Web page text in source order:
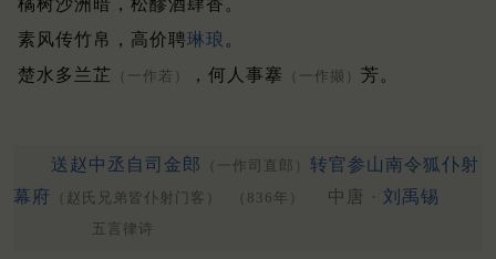
素风传竹帛，高价聘琳琅 。
楚水多兰芷 （一作若） ，何人事搴 （一作撷） 芳。
送赵中丞自司金郎 （一作司直郎） 转官参山南令狐仆射
幕府
（赵氏兄弟皆仆射门客） （836年） 中唐 · 刘禹锡
五言律诗